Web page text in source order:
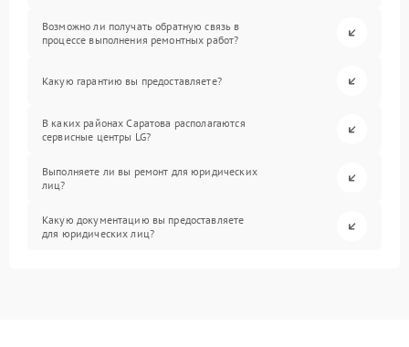
Возможно ли получать обратную связь в
процессе выполнения ремонтных работ?
Какую гарантию вы предоставляете?
В каких районах Саратова располагаются
сервисные центры LG?
Выполняете ли вы ремонт для юридических
лиц?
Какую документацию вы предоставляете
для юридических лиц?